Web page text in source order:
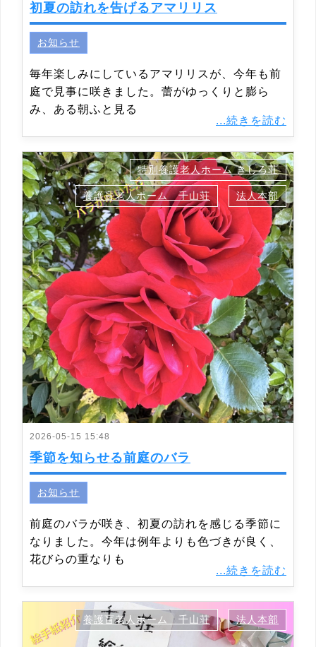
初夏の訪れを告げるアマリリス
お知らせ
毎年楽しみにしているアマリリスが、今年も前
庭で見事に咲きました。蕾がゆっくりと膨ら
み、ある朝ふと見る
...続きを読む
2026-05-15 15:48
季節を知らせる前庭のバラ
特別養護老人ホーム きしろ荘
養護盲老人ホーム 千山荘 法人本部
お知らせ
前庭のバラが咲き、初夏の訪れを感じる季節に
なりました。今年は例年よりも色づきが良く、
花びらの重なりも
...続きを読む
養護盲老人ホーム 千山荘 法人本部